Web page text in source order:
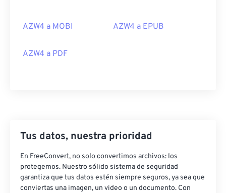
AZW4 a MOBI AZW4 a EPUB
AZW4 a PDF
Tus datos, nuestra prioridad
En FreeConvert, no solo convertimos archivos: los
protegemos. Nuestro sólido sistema de seguridad
garantiza que tus datos estén siempre seguros, ya sea que
conviertas una imagen, un video o un documento. Con